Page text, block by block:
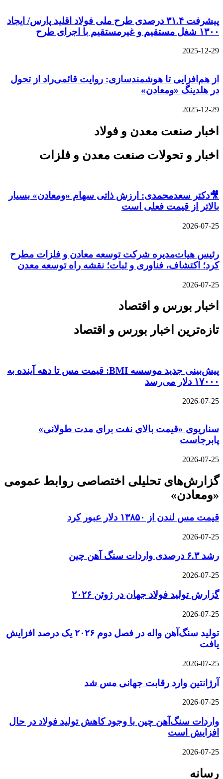
پیشرفت ۳۱.۴ درصدی طرح ملی فولاد اقلید پارس/ ایجاد
۱۳۰۰ شغل مستقیم و غیرمستقیم با اجرای طرح
2025-12-29
از هم‌افزایی تا هوشمندسازی: روایت قائمی‌راد از تحول
در هلدینگ «ومعادن»
2025-12-29
اخبار صنعت معدن و فولاد
اخبار و تحولات صنعت معدن و فلزات
🎥دکتر سعدمحمدی: ارزش ذاتی سهام «ومعادن» بسیار
بالاتر از قیمت فعلی است
2026-07-25
رئیس هیات‌مدیره شرکت توسعه معادن و فلزات مطرح
کرد؛ اکتشاف، فناوری و ثبات؛ نقشه راه توسعه معدن
2026-07-25
اخبار بورس و اقتصاد
تازه‌ترین اخبار بورس و اقتصاد
پیش‌بینی جدید موسسه BMI: قیمت مس تا دهه آینده به
۱۷۰۰۰ دلار می‌رسد
2026-07-25
سناریوی «قیمت بالای نفت برای مدت طولانی»
پابرجاست
2026-07-25
گزارش‌های تحلیلی اختصاصی روابط عمومی
«ومعادن»
قیمت مس لندن از ۱۳۸۵۰ دلار عبور کرد
2026-07-25
رشد ۶.۳ درصدی واردات سنگ آهن چین
2026-07-25
گزارش تولید فولاد جهان در ژوئن ۲۰۲۶
2026-07-25
تولید سنگ‌آهن واله در فصل دوم ۲۰۲۶ یک درصد افزایش
یافت
2026-07-25
آرژانتین وارد رقابت جهانی مس شد
2026-07-25
واردات سنگ‌آهن چین با وجود کاهش تولید فولاد در حال
افزایش است
2026-07-25
رسانه